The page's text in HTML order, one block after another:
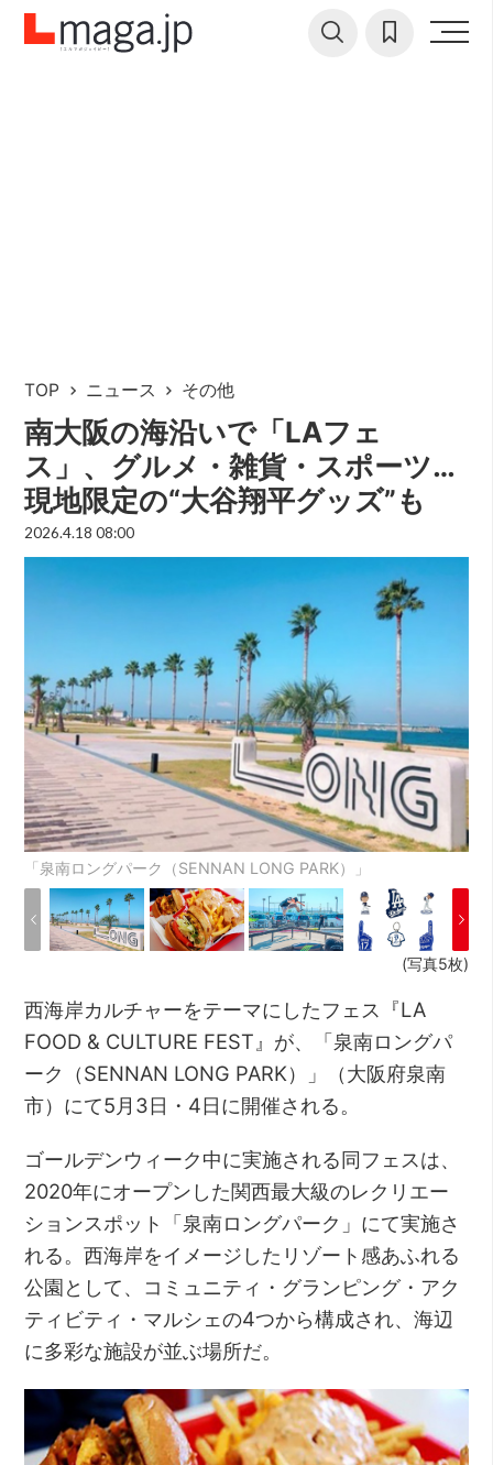
TOP ニュース その他
南大阪の海沿いで「LAフェ
ス」、グルメ・雑貨・スポーツ…
現地限定の“大谷翔平グッズ”も
2026.4.18 08:00
「泉南ロングパーク（SENNAN LONG PARK）」
(写真5枚)
西海岸カルチャーをテーマにしたフェス『LA
FOOD & CULTURE FEST』が、「泉南ロングパ
ーク（SENNAN LONG PARK）」（大阪府泉南
市）にて5月3日・4日に開催される。
ゴールデンウィーク中に実施される同フェスは、
2020年にオープンした関西最大級のレクリエー
ションスポット「泉南ロングパーク」にて実施さ
れる。西海岸をイメージしたリゾート感あふれる
公園として、コミュニティ・グランピング・アク
ティビティ・マルシェの4つから構成され、海辺
に多彩な施設が並ぶ場所だ。